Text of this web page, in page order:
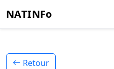
NATINFo
Retour